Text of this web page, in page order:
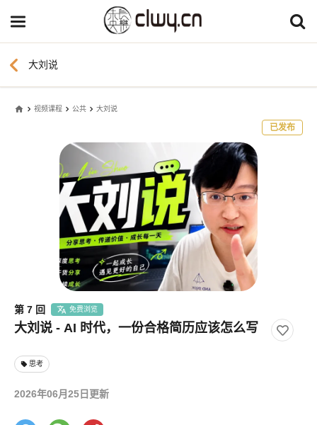
chevron_left 大刘说
home 视频课程 公共 大刘说
已发布
第 7 回 免费浏览
大刘说 - AI 时代，一份合格简历应该怎么写
local_offer 思考
2026年06月25日更新